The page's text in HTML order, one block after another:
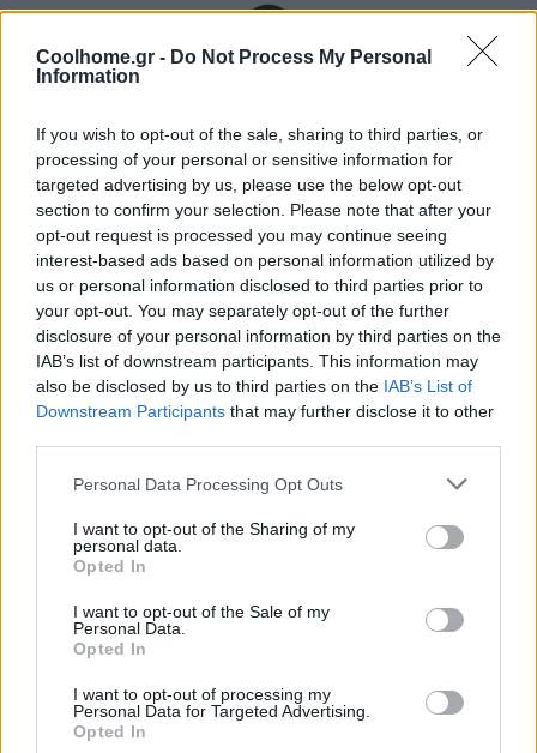
Coolhome.gr - Do Not Process My Personal
Information
If you wish to opt-out of the sale, sharing to third parties, or
processing of your personal or sensitive information for
targeted advertising by us, please use the below opt-out
section to confirm your selection. Please note that after your
opt-out request is processed you may continue seeing
interest-based ads based on personal information utilized by
us or personal information disclosed to third parties prior to
your opt-out. You may separately opt-out of the further
disclosure of your personal information by third parties on the
IAB’s list of downstream participants. This information may
also be disclosed by us to third parties on the IAB’s List of
Downstream Participants that may further disclose it to other
Personal Data Processing Opt Outs
I want to opt-out of the Sharing of my
personal data.
Opted In
I want to opt-out of the Sale of my
Personal Data.
Opted In
I want to opt-out of processing my
Personal Data for Targeted Advertising.
Opted In
μέγεθος
Ετικέτα:μέγεθος
ΣΑΛΟΝΙ
Τι μέγεθος χαλί να πάρω για το σαλόνι μου;